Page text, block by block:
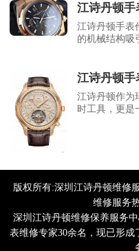
江诗丹顿手
江诗丹顿手表
的机械结构吸
江诗丹顿手
江诗丹顿作为
时工具，更是
版权所有:深圳江诗丹顿维修
维修服务
深圳江诗丹顿维修保养服务中
表维修专家30余名，现已形